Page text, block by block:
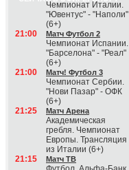
Чемпионат Италии.
"Ювентус" - "Наполи"
(6+)
21:00
Матч Футбол 2
Чемпионат Испании.
"Барселона" - "Реал"
(6+)
21:00
Матч! Футбол 3
Чемпионат Сербии.
"Нови Пазар" - ОФК
(6+)
21:25
Матч Арена
Академическая
гребля. Чемпионат
Европы. Трансляция
из Италии (6+)
21:15
Матч ТВ